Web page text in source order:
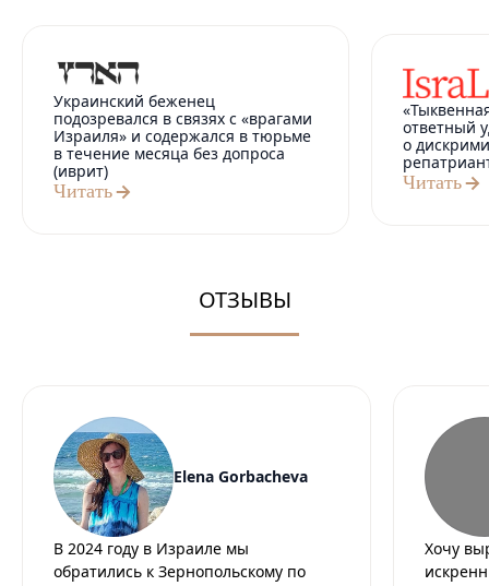
Украинский беженец
подозревался в связях с «врагами
Израиля» и содержался в тюрьме
в течение месяца без допроса
(иврит)
Читать
ответный
о
Читать
ОТЗЫВЫ
Elena Gorbacheva
В 2024 году в Израиле мы
обратились к Зернопольскому по
Хочу